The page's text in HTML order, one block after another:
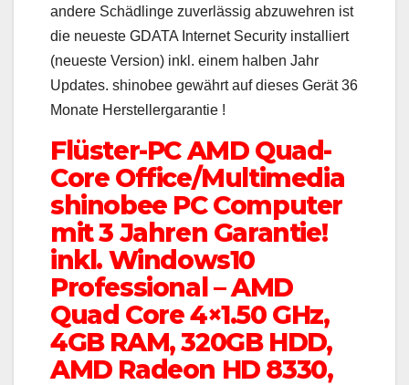
andere Schädlinge zuverlässig abzuwehren ist
die neueste GDATA Internet Security installiert
(neueste Version) inkl. einem halben Jahr
Updates. shinobee gewährt auf dieses Gerät 36
Monate Herstellergarantie !
Flüster-PC AMD Quad-
Core Office/Multimedia
shinobee PC Computer
mit 3 Jahren Garantie!
inkl. Windows10
Professional – AMD
Quad Core 4×1.50 GHz,
4GB RAM, 320GB HDD,
AMD Radeon HD 8330,